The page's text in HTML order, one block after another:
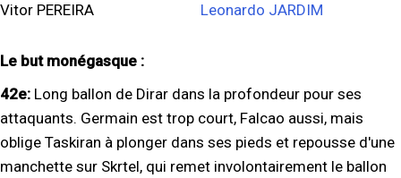
Vitor PEREIRA Leonardo JARDIM
Le but monégasque :
42e: Long ballon de Dirar dans la profondeur pour ses
attaquants. Germain est trop court, Falcao aussi, mais
oblige Taskiran à plonger dans ses pieds et repousse d'une
manchette sur Skrtel, qui remet involontairement le ballon